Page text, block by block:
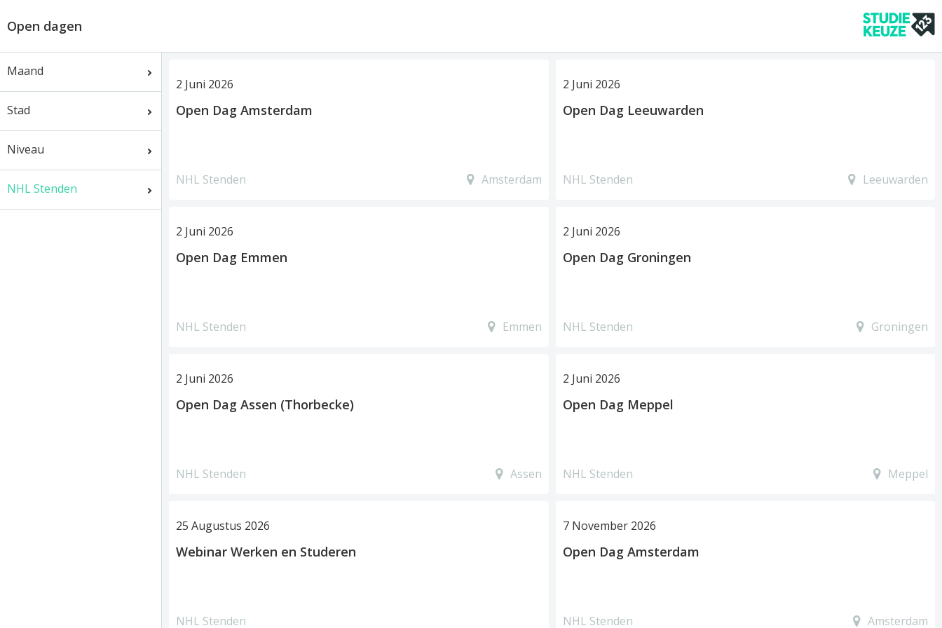
Open dagen
Maand
Stad
Niveau
NHL Stenden
2 Juni 2026
Open Dag Amsterdam
NHL Stenden Amsterdam
2 Juni 2026
Open Dag Leeuwarden
NHL Stenden Leeuwarden
2 Juni 2026
Open Dag Emmen
NHL Stenden Emmen
2 Juni 2026
Open Dag Groningen
NHL Stenden Groningen
2 Juni 2026
Open Dag Assen (Thorbecke)
NHL Stenden Assen
2 Juni 2026
Open Dag Meppel
NHL Stenden Meppel
25 Augustus 2026
Webinar Werken en Studeren
NHL Stenden
7 November 2026
Open Dag Amsterdam
NHL Stenden Amsterdam